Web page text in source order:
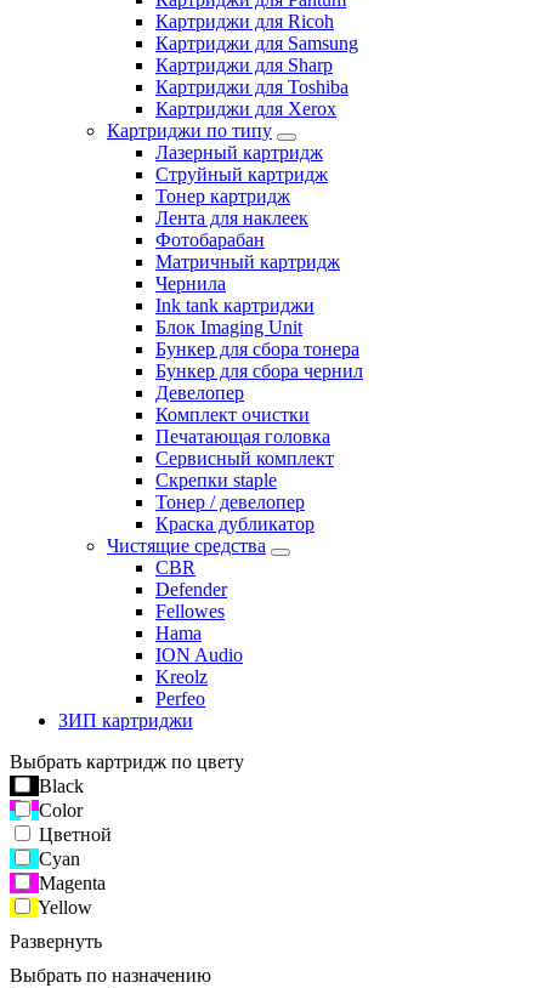
Картриджи для Ricoh
Картриджи для Samsung
Картриджи для Sharp
Картриджи для Toshiba
Картриджи для Xerox
Картриджи по типу
Лазерный картридж
Струйный картридж
Тонер картридж
Лента для наклеек
Фотобарабан
Матричный картридж
Чернила
Ink tank картриджи
Блок Imaging Unit
Бункер для сбора тонера
Бункер для сбора чернил
Девелопер
Комплект очистки
Печатающая головка
Сервисный комплект
Скрепки staple
Тонер / девелопер
Краска дубликатор
Чистящие средства
CBR
Defender
Fellowes
Hama
ION Audio
Kreolz
Perfeo
ЗИП картриджи
Выбрать картридж по цвету
Black
Color
Цветной
Cyan
Magenta
Yellow
Развернуть
Выбрать по назначению